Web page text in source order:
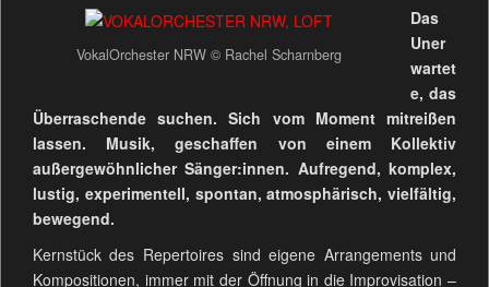
VokalOrchester NRW © Rachel Scharnberg
Das
Uner
wartet
e, das
Überraschende suchen. Sich vom Moment mitreißen
lassen. Musik, geschaffen von einem Kollektiv
außergewöhnlicher Sänger:innen. Aufregend, komplex,
lustig, experimentell, spontan, atmosphärisch, vielfältig,
bewegend.
Kernstück des Repertoires sind eigene Arrangements und
Kompositionen, immer mit der Öffnung in die Improvisation –